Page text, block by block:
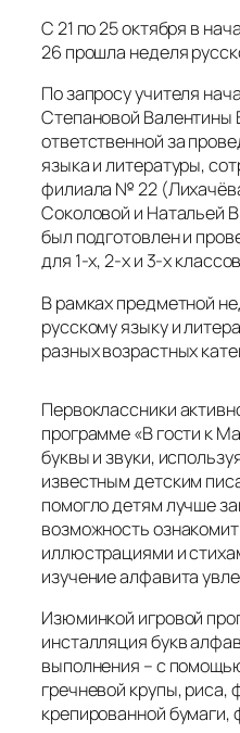
С 21 по 25 октября в
26 прошла неделя
По запросу учителя
Степановой Валентины
ответственной за
языка и литературы,
филиала № 22
Соколовой и Натальей
был подготовлен и
для 1-х, 2-х и 3-х
В рамках предметной
русскому языку и
разных возрастных
Первоклассники
программе «В гости к
буквы и звуки,
известным детским
помогло детям лучше
возможность
иллюстрациями и
изучение алфавита
Изюминкой игровой
инсталляция букв
выполнения – с
гречневой крупы, риса,
крепированной бумаги,